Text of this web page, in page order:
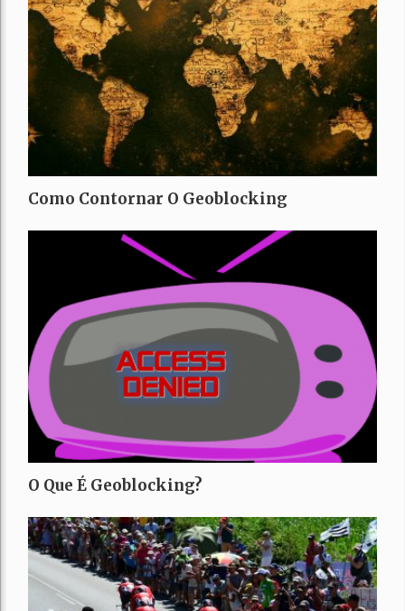
Como Contornar O Geoblocking
O Que É Geoblocking?